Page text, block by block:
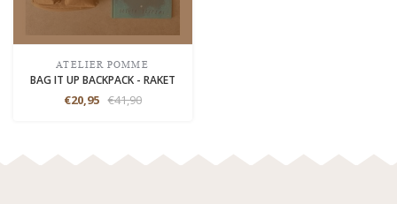
ATELIER POMME
BAG IT UP BACKPACK - RAKET
€20,95 €41,90